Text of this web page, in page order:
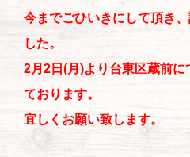
今までごひいきにして頂き
した。
2月2日(月)より台東区蔵前
ております。
宜しくお願い致します。